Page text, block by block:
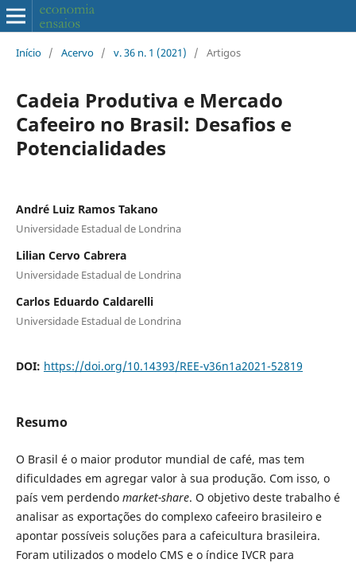
Início / Acervo / v. 36 n. 1 (2021) / Artigos
Cadeia Produtiva e Mercado
Cafeeiro no Brasil: Desafios e
Potencialidades
André Luiz Ramos Takano
Universidade Estadual de Londrina
Lilian Cervo Cabrera
Universidade Estadual de Londrina
Carlos Eduardo Caldarelli
Universidade Estadual de Londrina
DOI: https://doi.org/10.14393/REE-v36n1a2021-52819
Resumo
O Brasil é o maior produtor mundial de café, mas tem
dificuldades em agregar valor à sua produção. Com isso, o
país vem perdendo market-share. O objetivo deste trabalho é
analisar as exportações do complexo cafeeiro brasileiro e
apontar possíveis soluções para a cafeicultura brasileira.
Foram utilizados o modelo CMS e o índice IVCR para